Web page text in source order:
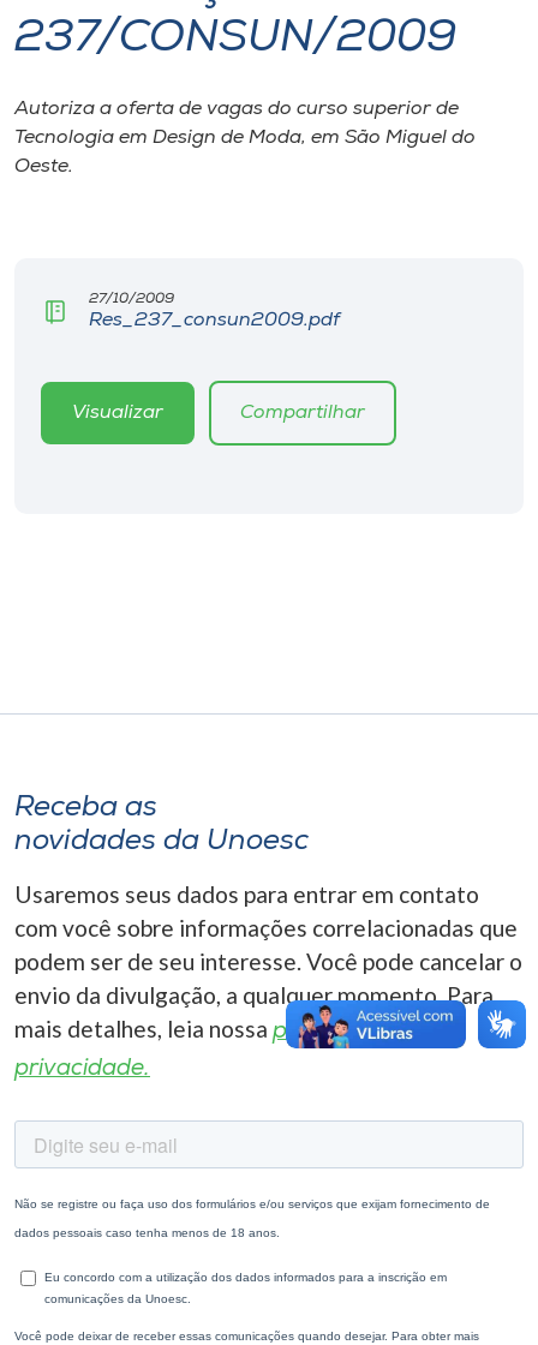
I.nova
Diplomados
Editora
A+
237/CONSUN/2009
Autoriza a oferta de vagas do curso superior de
Tecnologia em Design de Moda, em São Miguel do
Oeste.
27/10/2009
Res_237_consun2009.pdf
Visualizar Compartilhar
Receba as
novidades da Unoesc
Usaremos seus dados para entrar em contato
com você sobre informações correlacionadas que
podem ser de seu interesse. Você pode cancelar o
envio da divulgação, a qualquer momento. Para
mais detalhes, leia nossa política de
privacidade.